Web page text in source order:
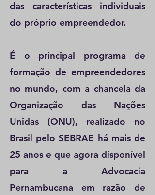
das características individuais
do próprio empreendedor.
É o principal programa de
formação de empreendedores
no mundo, com a chancela da
Organização das Nações
Unidas (ONU), realizado no
Brasil pelo SEBRAE há mais de
25 anos e que agora disponível
para a Advocacia
Pernambucana em razão de